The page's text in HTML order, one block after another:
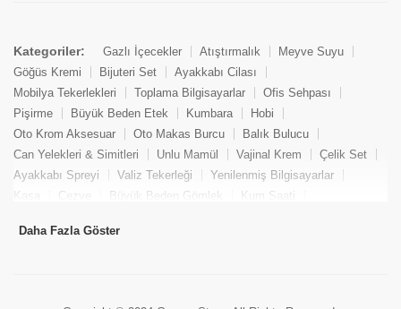
Kategoriler: Gazlı İçecekler Atıştırmalık
Meyve Suyu
Göğüs Kremi
Bijuteri Set
Ayakkabı Cilası
Mobilya Tekerlekleri
Toplama Bilgisayarlar
Ofis Sehpası
Pişirme
Büyük Beden Etek Kumbara
Hobi
Oto Krom Aksesuar
Oto Makas Burcu
Balık Bulucu
Can Yelekleri & Simitleri
Unlu Mamül Vajinal Krem
Çelik Set
Ayakkabı Spreyi
Valiz Tekerleği
Yenilenmiş Bilgisayarlar
Kasa
Cezve Büyük Beden Gömlek
Kum Saati
Tekne Bağlama & Demirleme
Daha Fazla Göster